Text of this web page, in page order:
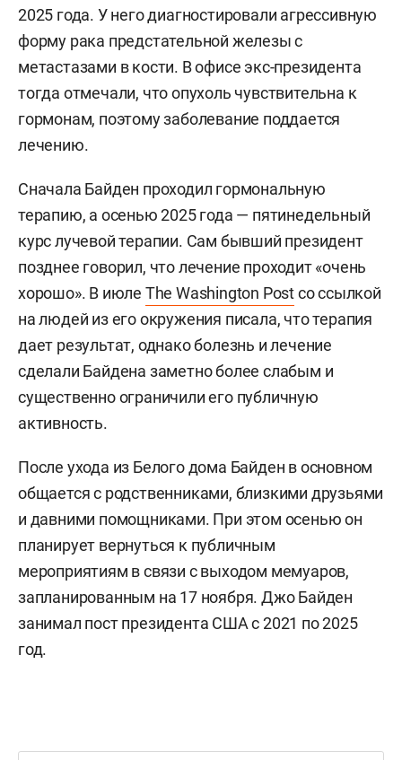
2025 года. У него диагностировали агрессивную
форму рака предстательной железы с
метастазами в кости. В офисе экс-президента
тогда отмечали, что опухоль чувствительна к
гормонам, поэтому заболевание поддается
лечению.
Сначала Байден проходил гормональную
терапию, а осенью 2025 года — пятинедельный
курс лучевой терапии. Сам бывший президент
позднее говорил, что лечение проходит «очень
хорошо». В июле The Washington Postсо ссылкой
на людей из его окружения писала, что терапия
дает результат, однако болезнь и лечение
сделали Байдена заметно более слабым и
существенно ограничили его публичную
активность.
После ухода из Белого дома Байден в основном
общается с родственниками, близкими друзьями
и давними помощниками. При этом осенью он
планирует вернуться к публичным
мероприятиям в связи с выходом мемуаров,
запланированным на 17 ноября. Джо Байден
занимал пост президента США с 2021 по 2025
год.